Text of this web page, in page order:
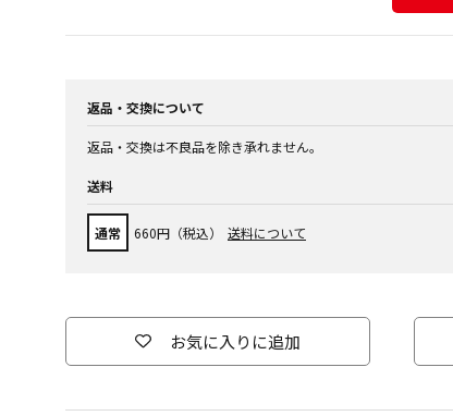
返品・交換について
返品・交換は不良品を除き承れません。
送料
通常 660円（税込） 送料について
お気に入りに追加